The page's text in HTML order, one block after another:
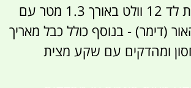
גרלנדת שרשרת לד 12 וולט באורך 1.3 מטר עם
(דימר) - בנוסף כולל כבל מאריך
ומהדקים עם שקע מצית